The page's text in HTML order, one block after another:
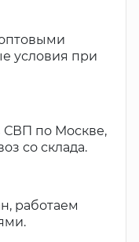
условия при
СВП по Москве,
со склада.
работаем